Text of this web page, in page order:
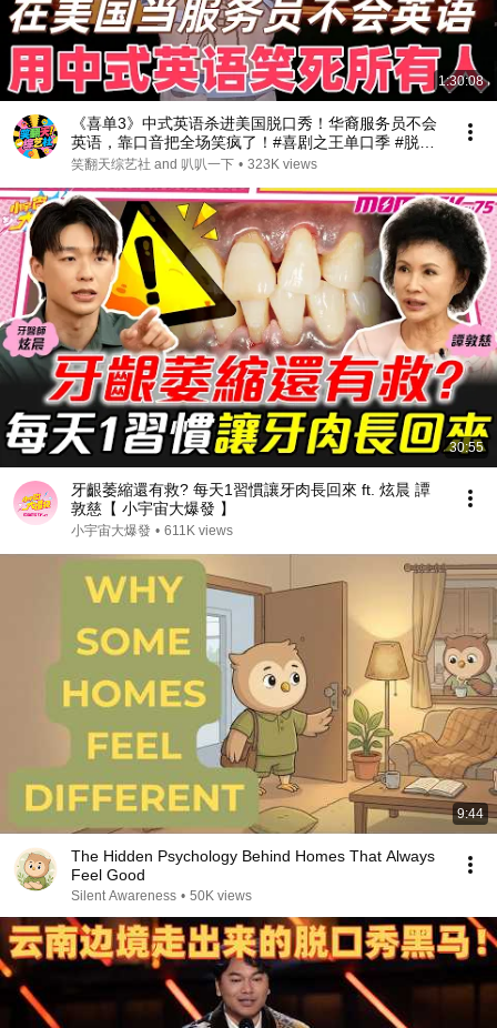
1:30:08
《喜单3》中式英语杀进美国脱口秀！华裔服务员不会
英语，靠口音把全场笑疯了！#喜剧之王单口季 #脱口
秀 #搞笑 #喜剧 #funny #综艺
笑翻天综艺社 and 叭叭一下 • 323K views
30:55
牙齦萎縮還有救? 每天1習慣讓牙肉長回來 ft. 炫晨 譚
敦慈【 小宇宙大爆發 】
小宇宙大爆發 • 611K views
9:44
The Hidden Psychology Behind Homes That Always
Feel Good
Silent Awareness • 50K views